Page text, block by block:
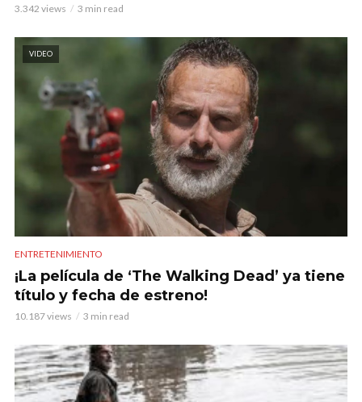
3.342 views 3 min read
VIDEO
ENTRETENIMIENTO
¡La película de ‘The Walking Dead’ ya tiene
título y fecha de estreno!
10.187 views 3 min read